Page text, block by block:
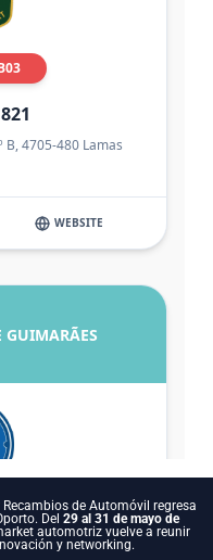
de Automóvil regresa
Del 29 al 31 de mayo de
automotriz vuelve a reunir
y networking.